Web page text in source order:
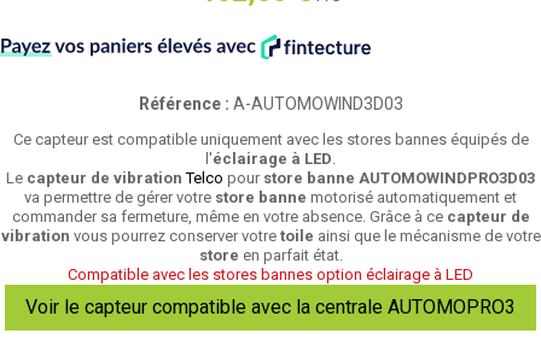
Référence : A-AUTOMOWIND3D03
Ce capteur est compatible uniquement avec les stores bannes équipés de
l'éclairage à LED.
Le capteur de vibration Telco pour store banne AUTOMOWINDPRO3D03
va permettre de gérer votre store banne motorisé automatiquement et
commander sa fermeture, même en votre absence. Grâce à ce capteur de
vibration vous pourrez conserver votre toile ainsi que le mécanisme de votre
store en parfait état.
Compatible avec les stores bannes option éclairage à LED
Voir le capteur compatible avec la centrale AUTOMOPRO3